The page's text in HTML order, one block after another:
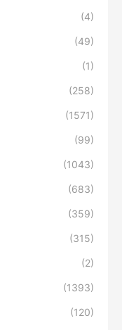
(4)
(49)
(1)
(258)
(1571)
(99)
(1043)
(683)
(359)
(315)
(2)
(1393)
(120)